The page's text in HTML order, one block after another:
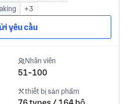
+3
yêu cầu
Nhân viên
51-100
thiết bị sản phẩm